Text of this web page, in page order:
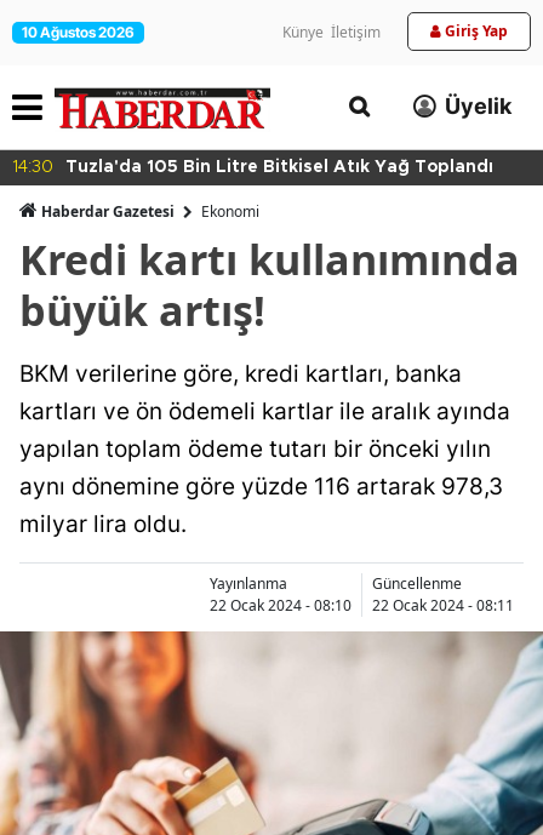
10 Ağustos 2026 Künye İletişim Giriş Yap
Üyelik
14:30 Tuzla'da 105 Bin Litre Bitkisel Atık Yağ Toplandı
Haberdar Gazetesi Ekonomi
Kredi kartı kullanımında
büyük artış!
BKM verilerine göre, kredi kartları, banka
kartları ve ön ödemeli kartlar ile aralık ayında
yapılan toplam ödeme tutarı bir önceki yılın
aynı dönemine göre yüzde 116 artarak 978,3
milyar lira oldu.
Yayınlanma
22 Ocak 2024 - 08:10
Güncellenme
22 Ocak 2024 - 08:11